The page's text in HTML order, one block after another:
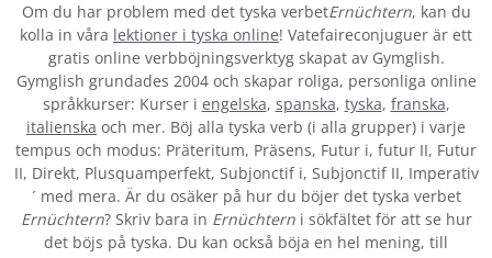
Om du har problem med det tyska verbetErnüchtern, kan du
kolla in våra lektioner i tyska online! Vatefaireconjuguer är ett
gratis online verbböjningsverktyg skapat av Gymglish.
Gymglish grundades 2004 och skapar roliga, personliga online
språkkurser: Kurser i engelska, spanska, tyska, franska,
italienska och mer. Böj alla tyska verb (i alla grupper) i varje
tempus och modus: Präteritum, Präsens, Futur i, futur II, Futur
II, Direkt, Plusquamperfekt, Subjonctif i, Subjonctif II, Imperativ
´ med mera. Är du osäker på hur du böjer det tyska verbet
Ernüchtern? Skriv bara in Ernüchterni sökfältet för att se hur
det böjs på tyska. Du kan också böja en hel mening, till